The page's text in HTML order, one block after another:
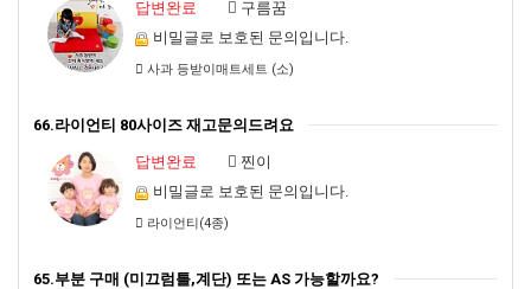
답변완료
구름꿈
비밀글로 보호된 문의입니다.
사과 등받이매트세트 (소)
66.라이언티 80사이즈 재고문의드려요
답변완료
찐이
비밀글로 보호된 문의입니다.
라이언티(4종)
65.부분 구매 (미끄럼틀,계단) 또는 AS 가능할까요?